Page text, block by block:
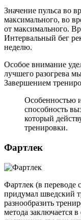
Значение пульса во
максимального, во
от максимального.
Интервальный бег
неделю.
Особое внимание
лучшего разогрева
Завершением
Особенностью
способность
который
тренировки.
Фартлек
Фартлек (в переводе
придумал шведский
разнообразить
метода заключается